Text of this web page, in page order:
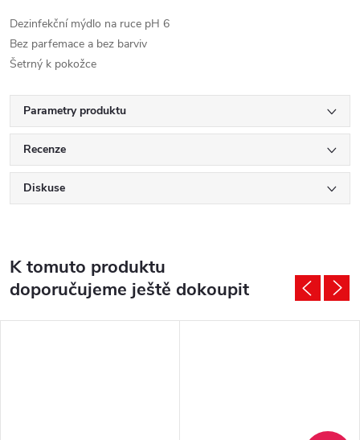
Dezinfekční mýdlo na ruce pH 6
Bez parfemace a bez barviv
Šetrný k pokožce
Parametry produktu
Recenze
Diskuse
K tomuto produktu
doporučujeme ještě dokoupit